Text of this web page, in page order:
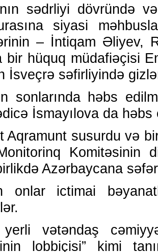
sədrliyi dövründə
siyasi
– İntiqam Əliyev,
bir hüquq müdafiəçisi
İsveçrə səfirliyində
sonlarında həbs
İsmayılova da həbs
Aqramunt susurdu və
Komitəsinin
Azərbaycana
onlar ictimai
vətəndaş
lobbiçisi” kimi